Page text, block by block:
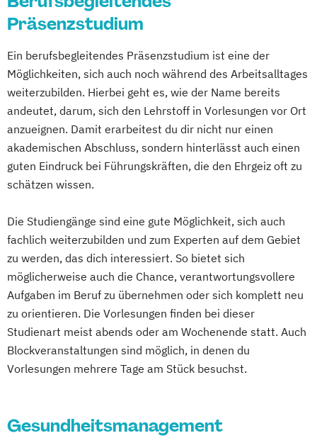
Risk Management & Treasury
Sales Management
Soziale Medizin & Beratung
Sozialmanagement
Steuerrecht
Supply Chain Management
Sustainability & Business Transformation
Taxation
Unternehmensführung & Controlling
Wirtschaft & Management
Wirtschaftsinformatik
Wirtschaftspsychologie Wirtschaftsrecht
Wirtschaftsrecht Vertiefung Notariat
Präsenzstudium
Ein berufsbegleitendes Präsenzstudium ist eine der
Möglichkeiten, sich auch noch während des Arbeitsalltages
weiterzubilden. Hierbei geht es, wie der Name bereits
andeutet, darum, sich den Lehrstoff in Vorlesungen vor Ort
anzueignen. Damit erarbeitest du dir nicht nur einen
akademischen Abschluss, sondern hinterlässt auch einen
guten Eindruck bei Führungskräften, die den Ehrgeiz oft zu
schätzen wissen.
Die Studiengänge sind eine gute Möglichkeit, sich auch
fachlich weiterzubilden und zum Experten auf dem Gebiet
zu werden, das dich interessiert. So bietet sich
möglicherweise auch die Chance, verantwortungsvollere
Aufgaben im Beruf zu übernehmen oder sich komplett neu
zu orientieren. Die Vorlesungen finden bei dieser
Studienart meist abends oder am Wochenende statt. Auch
Blockveranstaltungen sind möglich, in denen du
Vorlesungen mehrere Tage am Stück besuchst.
Gesundheitsmanagement